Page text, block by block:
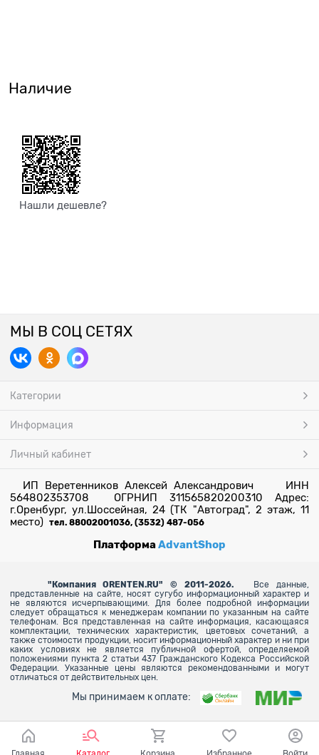
Наличие
Нашли дешевле?
МЫ В СОЦ СЕТЯХ
Категории
Информация
Личный кабинет
ИП Веретенников Алексей Александрович ИНН
564802353708 ОГРНИП 311565820200310 Адрес:
г.Оренбург, ул.Шоссейная, 24 (ТК "Автоград", 2 этаж, 11
место) тел. 88002001036, (3532) 487-056
ПлатформаAdvantShop
" Компания ORENTEN.RU" © 2011-2026.
Все данные,
представленные на сайте, носят сугубо информационный характер и
не являются исчерпывающими. Для более подробной информации
следует обращаться к менеджерам компании по указанным на сайте
телефонам. Вся представленная на сайте информация, касающаяся
комплектации, технических характеристик, цветовых сочетаний, а
также стоимости продукции, носит информационный характер и ни при
каких условиях не является публичной офертой, определяемой
положениями пункта 2 статьи 437 Гражданского Кодекса Российской
Федерации. Указанные цены являются рекомендованными и могут
отличаться от действительных цен.
Мы принимаем к оплате: